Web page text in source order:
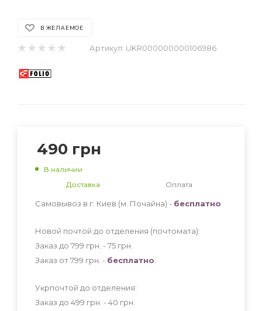
В ЖЕЛАЕМОЕ
Артикул: UKR000000000106986
490 грн
В наличии
Доставка
Оплата
Самовывоз в г. Киев (м. Почайна) - бесплатно
Новой почтой до отделения (почтомата):
Заказ до 799 грн. - 75 грн
Заказ от 799 грн. - бесплатно
Укрпочтой до отделения:
Заказ до 499 грн. - 40 грн